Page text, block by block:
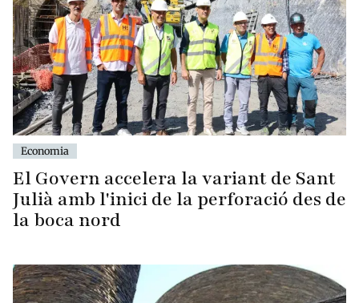
Economia
El Govern accelera la variant de Sant
Julià amb l'inici de la perforació des de
la boca nord